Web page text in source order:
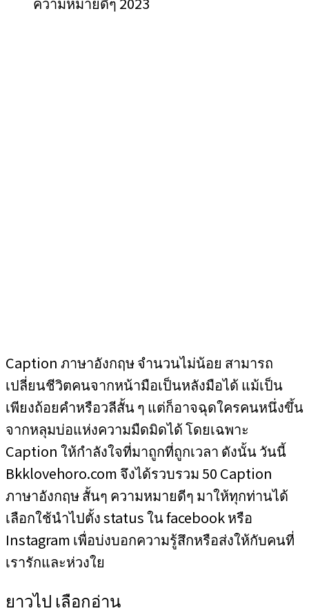
Caption ภาษาอังกฤษ จำนวนไม่น้อย สามารถ
เปลี่ยนชีวิตคนจากหน้ามือเป็นหลังมือได้ แม้เป็น
เพียงถ้อยคำหรือวลีสั้น ๆ แต่ก็อาจฉุดใครคนหนึ่งขึ้น
จากหลุมบ่อแห่งความมืดมิดได้ โดยเฉพาะ
Caption ให้กำลังใจที่มาถูกที่ถูกเวลา ดังนั้น วันนี้
Bkklovehoro.com จึงได้รวบรวม 50 Caption
ภาษาอังกฤษ สั้นๆ ความหมายดีๆ มาให้ทุกท่านได้
เลือกใช้นำไปตั้ง status ใน facebook หรือ
Instagram เพื่อบ่งบอกความรู้สึกหรือส่งให้กับคนที่
เรารักและห่วงใย
ยาวไป เลือกอ่าน